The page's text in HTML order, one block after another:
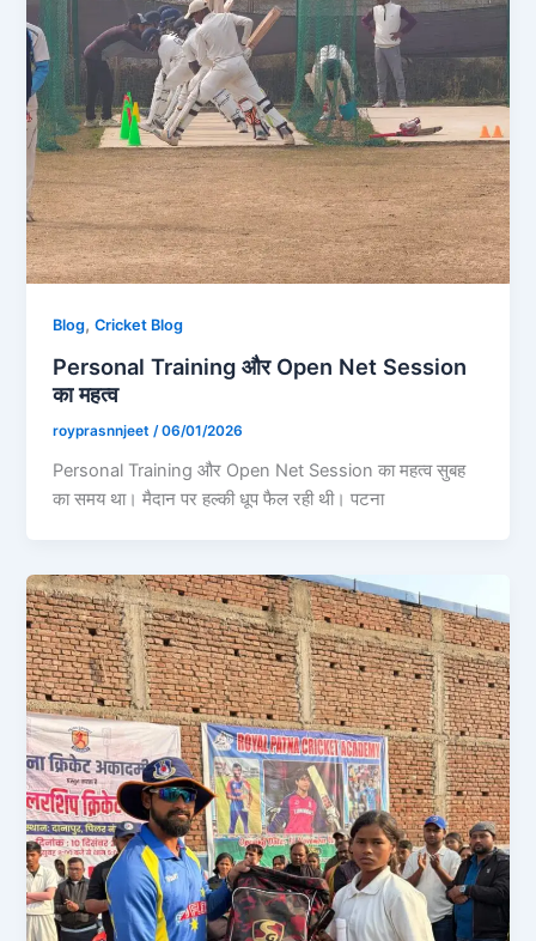
Blog,Cricket Blog
Personal Training और Open Net Session
का महत्व
royprasnnjeet/06/01/2026
Personal Training और Open Net Session का महत्व सुबह
का समय था। मैदान पर हल्की धूप फैल रही थी। पटना